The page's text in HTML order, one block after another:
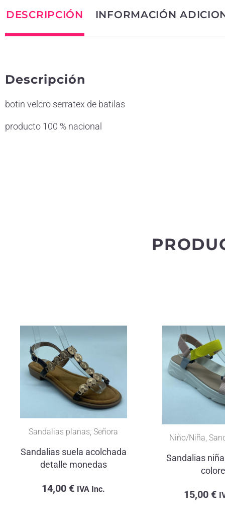
DESCRIPCIÓN INFORMACIÓN
Descripción
botin velcro serratex de batilas
producto 100 % nacional
Sandalias planas,Señora
Sandalias suela acolchada
detalle monedas
14,00€ IVA Inc.
Niño/Niña
Sandalias
15,00 €